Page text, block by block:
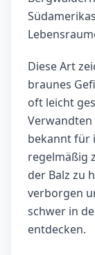
Diese Art
braunes
oft leicht
Verwandten
bekannt für
regelmäßig
der Balz zu
verborgen
schwer in
entdecken.